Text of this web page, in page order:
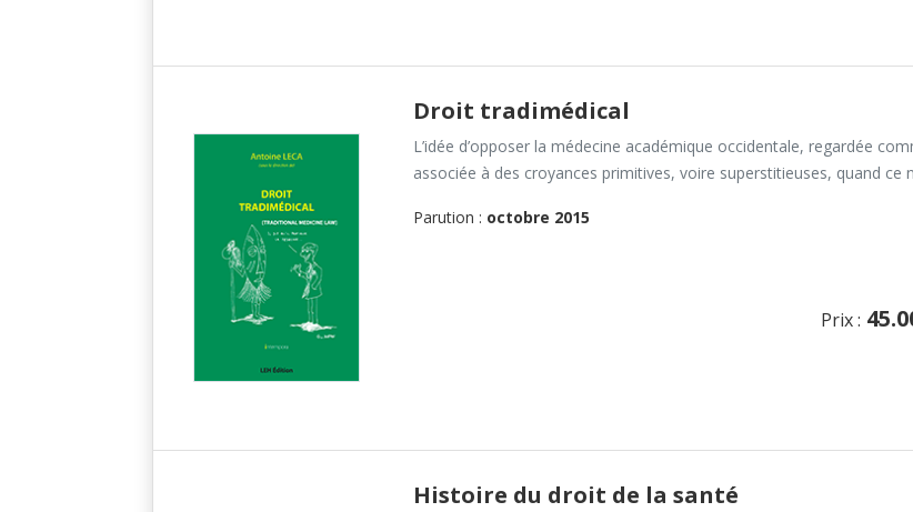
Droit tradimédical
L’idée d’opposer la médecine académique occidentale, regardée
associée à des croyances primitives, voire superstitieuses, quand ce
Parution : octobre 2015
Prix :
Histoire du droit de la santé